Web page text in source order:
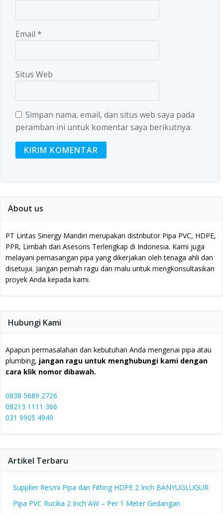
Email *
Situs Web
Simpan nama, email, dan situs web saya pada
peramban ini untuk komentar saya berikutnya.
About us
PT Lintas Sinergy Mandiri merupakan distributor Pipa PVC, HDPE,
PPR, Limbah dan Asesoris Terlengkap di Indonesia. Kami juga
melayani pemasangan pipa yang dikerjakan oleh tenaga ahli dan
disetujui. Jangan pernah ragu dan malu untuk mengkonsultasikan
proyek Anda kepada kami.
Hubungi Kami
Apapun permasalahan dan kebutuhan Anda mengenai pipa atau
plumbing, jangan ragu untuk menghubungi kami dengan
cara klik nomor dibawah.
0838 5689 2726
08213 1111 366
031 9905 4949
Artikel Terbaru
Supplier Resmi Pipa dan Fitting HDPE 2 Inch BANYUGLUGUR
Pipa PVC Rucika 2 Inch AW – Per 1 Meter Gedangan